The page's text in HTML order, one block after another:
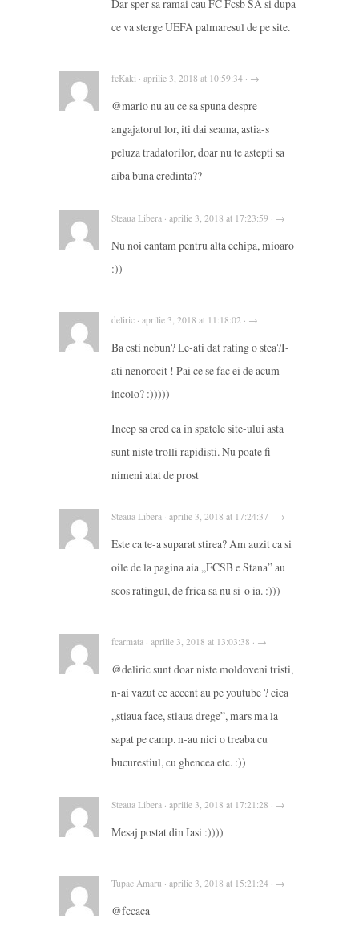
Dar sper sa ramai cau FC Fcsb SA si dupa
ce va sterge UEFA palmaresul de pe site.
fcKaki · aprilie 3, 2018 at 10:59:34 · →
@mario nu au ce sa spuna despre
angajatorul lor, iti dai seama, astia-s
peluza tradatorilor, doar nu te astepti sa
aiba buna credinta??
Steaua Libera · aprilie 3, 2018 at 17:23:59 · →
Nu noi cantam pentru alta echipa, mioaro
:))
deliric · aprilie 3, 2018 at 11:18:02 · →
Ba esti nebun? Le-ati dat rating o stea?I-
ati nenorocit ! Pai ce se fac ei de acum
incolo? :)))))
Incep sa cred ca in spatele site-ului asta
sunt niste trolli rapidisti. Nu poate fi
nimeni atat de prost
Steaua Libera · aprilie 3, 2018 at 17:24:37 · →
Este ca te-a suparat stirea? Am auzit ca si
oile de la pagina aia „FCSB e Stana” au
scos ratingul, de frica sa nu si-o ia. :)))
fcarmata · aprilie 3, 2018 at 13:03:38 · →
@deliric sunt doar niste moldoveni tristi,
n-ai vazut ce accent au pe youtube ? cica
„stiaua face, stiaua drege”, mars ma la
sapat pe camp. n-au nici o treaba cu
bucurestiul, cu ghencea etc. :))
Steaua Libera · aprilie 3, 2018 at 17:21:28 · →
Mesaj postat din Iasi :))))
Tupac Amaru · aprilie 3, 2018 at 15:21:24 · →
@fccaca